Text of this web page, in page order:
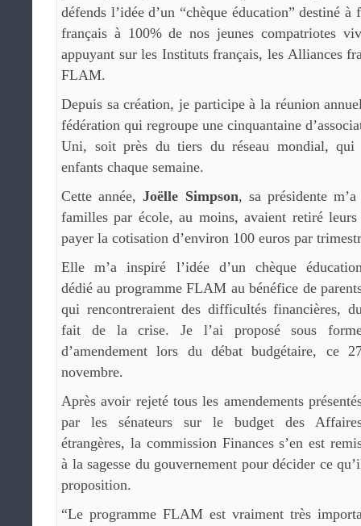
défends l’idée d’un “chèque éducation” destiné à
français à 100% de nos jeunes compatriotes
appuyant sur les Instituts français, les Alliances
FLAM.
Depuis sa création, je participe à la réunion
fédération qui regroupe une cinquantaine
Uni, soit près du tiers du réseau mondial, qui
enfants chaque semaine.
Cette année,Joëlle Simpson, sa présidente
familles par école, au moins, avaient retiré
payer la cotisation d’environ 100 euros par
Elle m’a inspiré l’idée d’un chèque
dédié au programme FLAM au bénéfice de
qui rencontreraient des difficultés financières,
fait de la crise. Je l’ai proposé sous
d’amendement lors du débat budgétaire, ce
novembre.
Après avoir rejeté tous les amendements
par les sénateurs sur le budget des
étrangères, la commission Finances s’en est
à la sagesse du gouvernement pour décider ce
proposition.
“Le programme FLAM est vraiment très